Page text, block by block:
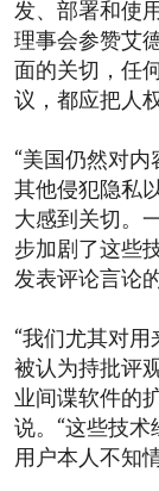
发、部署和使
理事会参赞艾
面的关切，任
议，都应把人
“美国仍然对
其他侵犯隐私
大感到关切。
步加剧了这些
发表评论言论
“我们尤其对
被认为持批评
业间谍软件的
说。“这些技
用户本人不知